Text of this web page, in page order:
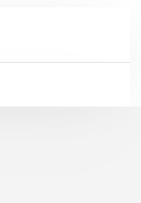
by 0 customers